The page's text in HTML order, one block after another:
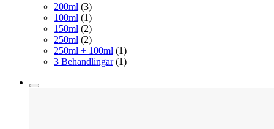
200ml (3)
100ml (1)
150ml (2)
250ml (2)
250ml + 100ml (1)
3 Behandlingar (1)